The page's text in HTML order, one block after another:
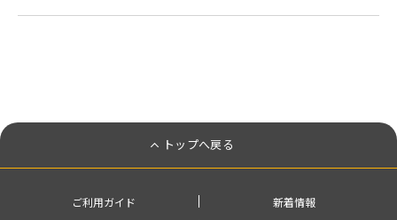
トップへ戻る
ご利用ガイド
新着情報